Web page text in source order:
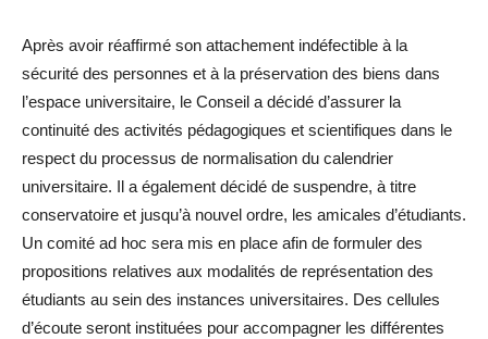
Après avoir réaffirmé son attachement indéfectible à la
sécurité des personnes et à la préservation des biens dans
l’espace universitaire, le Conseil a décidé d’assurer la
continuité des activités pédagogiques et scientifiques dans le
respect du processus de normalisation du calendrier
universitaire. Il a également décidé de suspendre, à titre
conservatoire et jusqu’à nouvel ordre, les amicales d’étudiants.
Un comité ad hoc sera mis en place afin de formuler des
propositions relatives aux modalités de représentation des
étudiants au sein des instances universitaires. Des cellules
d’écoute seront instituées pour accompagner les différentes